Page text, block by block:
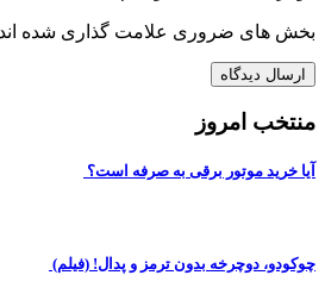
بخش های ضروری علامت گذاری شده اند
منتخب امروز
آیا خرید موتور برقی به صرفه است؟
چوکودو، دوچرخه بدون ترمز و پدال! (فیلم)